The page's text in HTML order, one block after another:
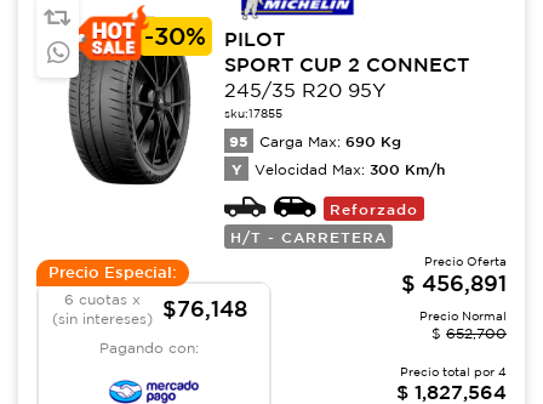
-30%
PILOT
SPORT CUP 2 CONNECT
245/35 R20 95Y
sku:17855
95 Carga Max: 690 Kg
Y Velocidad Max: 300 Km/h
Reforzado
H/T - CARRETERA
Precio Especial:
6 cuotas x
(sin intereses)
$76,148
Pagando con:
Precio Oferta
$ 456,891
Precio Normal
$ 652,700
Precio total por 4
$ 1,827,564